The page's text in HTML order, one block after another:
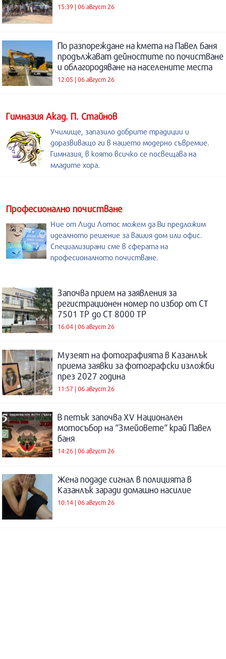
15:39 | 06 август 26
По разпореждане на кмета на Павел баня
продължават дейностите по почистване
и облагородяване на населените места
12:05 | 06 август 26
Гимназия Акад. П. Стайнов
Училище, запазило добрите традиции и
доразвиващо ги в нашето модерно съвремие.
Гимназия, в която всичко се посвещава на
младите хора.
Професионално почистване
Ние от Лиди Лотос можем да Ви предложим
идеалното решение за вашия дом или офис.
Специализирани сме в сферата на
професионалното почистване.
Започва прием на заявления за
регистрационен номер по избор от СТ
7501 ТР до СТ 8000 ТР
16:04 | 06 август 26
Музеят на фотографията в Казанлък
приема заявки за фотографски изложби
през 2027 година
11:57 | 06 август 26
В петък започва XV Национален
мотосъбор на “Змейовете“ край Павел
баня
14:26 | 06 август 26
Жена подаде сигнал в полицията в
Казанлък заради домашно насилие
10:14 | 06 август 26